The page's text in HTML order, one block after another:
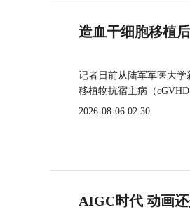
造血干细胞移植
记者日前从陆军军医大
移植物抗宿主病（
2026-08-06 02:30
AIGC时代 动画